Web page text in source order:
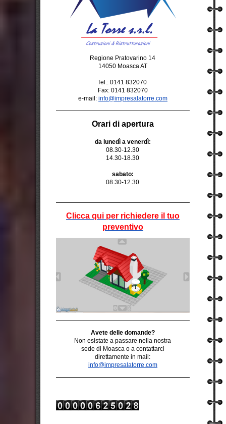
Regione Pratovarino 14
14050 Moasca AT
Tel.: 0141 832070
Fax: 0141 832070
e-mail: info@impresalatorre.com
Orari di apertura
da lunedì a venerdì:
08.30-12.30
14.30-18.30
sabato:
08.30-12.30
Clicca qui per richiedere il tuo
preventivo
Avete delle domande?
Non esistate apassarenella nostra
sede di Moasca o a contattarci
direttamente in mail:
info@impresalatorre.com